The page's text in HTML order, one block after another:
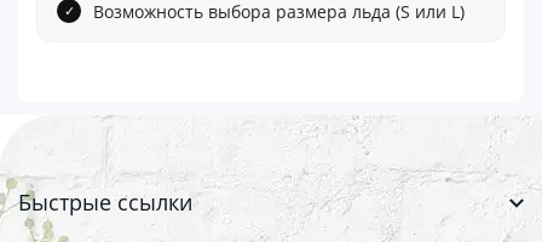
Возможность выбора размера льда (S или L)
Быстрые ссылки